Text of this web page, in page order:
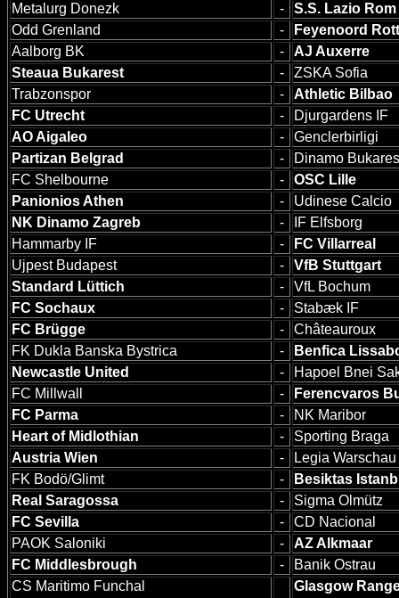
Metalurg Donezk
-
S.S. Lazio Rom
Odd Grenland
-
Feyenoord
Aalborg BK
-
AJ Auxerre
Steaua Bukarest
-
ZSKA Sofia
Trabzonspor
-
Athletic Bilbao
FC Utrecht
-
Djurgardens IF
AO Aigaleo
-
Genclerbirligi
Partizan Belgrad
-
Dinamo
FC Shelbourne
-
OSC Lille
Panionios Athen
-
Udinese Calcio
NK Dinamo Zagreb
-
IF Elfsborg
Hammarby IF
-
FC Villarreal
Ujpest Budapest
-
VfB Stuttgart
Standard Lüttich
-
VfL Bochum
FC Sochaux
-
Stabæk IF
FC Brügge
-
Châteauroux
FK Dukla Banska Bystrica
-
Benfica
Newcastle United
-
Hapoel Bnei
FC Millwall
-
Ferencvaros
FC Parma
-
NK Maribor
Heart of Midlothian
-
Sporting Braga
Austria Wien
-
Legia Warschau
FK Bodö/Glimt
-
Besiktas
Real Saragossa
-
Sigma Olmütz
FC Sevilla
-
CD Nacional
PAOK Saloniki
-
AZ Alkmaar
FC Middlesbrough
-
Banik Ostrau
CS Maritimo Funchal
Glasgow